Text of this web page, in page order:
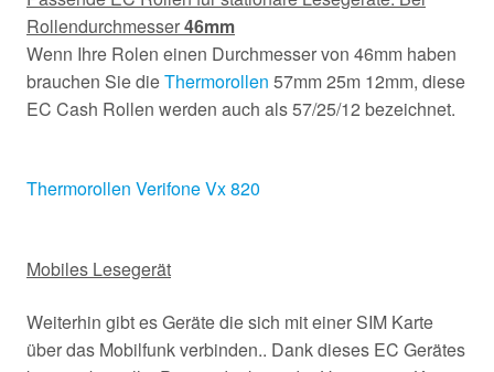
Rollendurchmesser46mm
Wenn Ihre Rolen einen Durchmesser von 46mm haben
brauchen Sie dieThermorollen 57mm 25m 12mm, diese
EC Cash Rollen werden auch als 57/25/12 bezeichnet.
Thermorollen Verifone Vx 820
Mobiles Lesegerät
Weiterhin gibt es Geräte die sich mit einer SIM Karte
über das Mobilfunk verbinden.. Dank dieses EC Gerätes